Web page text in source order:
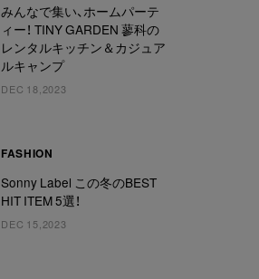
みんなで集い、ホームパーテ
ィー！ TINY GARDEN 蓼科の
レンタルキッチン＆カジュア
ルキャンプ
DEC 18,2023
FASHION
Sonny Label この冬のBEST
HIT ITEM 5選！
DEC 15,2023